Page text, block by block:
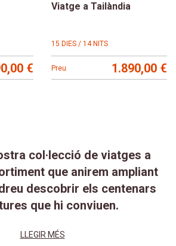
col·lecció de viatges a
que anirem ampliant
descobrir els centenars
que hi conviuen.
LLEGIR MÉS
€
Viatge a Tailàndia
15 DIES / 14 NITS
Preu 1.890,00 €